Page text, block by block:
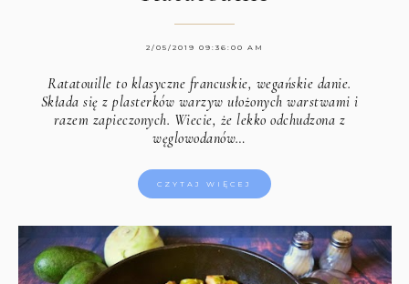
2/05/2019 09:36:00 AM
Ratatouille to klasyczne francuskie, wegańskie danie.
Składa się z plasterków warzyw ułożonych warstwami i
razem zapieczonych. Wiecie, że lekko odchudzona z
węglowodanów…
CZYTAJ WIĘCEJ